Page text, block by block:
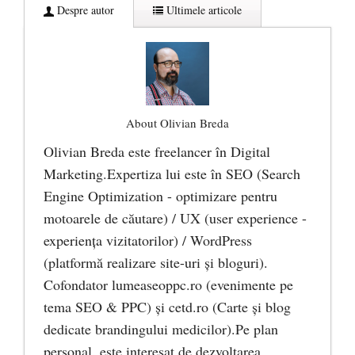
Despre autor Ultimele articole
About Olivian Breda
Olivian Breda este freelancer în Digital
Marketing.Expertiza lui este în SEO (Search
Engine Optimization - optimizare pentru
motoarele de căutare) / UX (user experience -
experiența vizitatorilor) / WordPress
(platformă realizare site-uri și bloguri).
Cofondator lumeaseoppc.ro (evenimente pe
tema SEO & PPC) și cetd.ro (Carte și blog
dedicate brandingului medicilor).Pe plan